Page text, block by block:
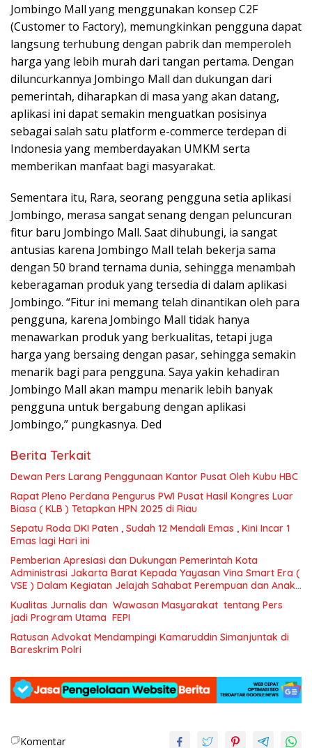
Jombingo Mall yang menggunakan konsep C2F
(Customer to Factory), memungkinkan pengguna dapat
langsung terhubung dengan pabrik dan memperoleh
harga yang lebih murah dari tangan pertama. Dengan
diluncurkannya Jombingo Mall dan dukungan dari
pemerintah, diharapkan di masa yang akan datang,
aplikasi ini dapat semakin menguatkan posisinya
sebagai salah satu platform e-commerce terdepan di
Indonesia yang memberdayakan UMKM serta
memberikan manfaat bagi masyarakat.
Sementara itu, Rara, seorang pengguna setia aplikasi
Jombingo, merasa sangat senang dengan peluncuran
fitur baru Jombingo Mall. Saat dihubungi, ia sangat
antusias karena Jombingo Mall telah bekerja sama
dengan 50 brand ternama dunia, sehingga menambah
keberagaman produk yang tersedia di dalam aplikasi
Jombingo. “Fitur ini memang telah dinantikan oleh para
pengguna, karena Jombingo Mall tidak hanya
menawarkan produk yang berkualitas, tetapi juga
harga yang bersaing dengan pasar, sehingga semakin
menarik bagi para pengguna. Saya yakin kehadiran
Jombingo Mall akan mampu menarik lebih banyak
pengguna untuk bergabung dengan aplikasi
Jombingo,” pungkasnya. Ded
Berita Terkait
Dewan Pers Larang Penggunaan Kantor Pusat Oleh Kubu HBC
Rapat Pleno Perdana Pengurus PWI Pusat Hasil Kongres Luar
Biasa ( KLB ) Tetapkan HPN 2025 di Riau
Sepatu Roda DKI Paten , Sudah 12 Mendali Emas , Kini Incar 1
Emas lagi Hari ini
Pemberian Apresiasi dan Dukungan Pemerintah Kota
Administrasi Jakarta Barat Kepada Yayasan Vina Smart Era (
VSE ) Dalam Kegiatan Jelajah Sahabat Perempuan dan Anak (
Kualitas Jurnalis dan Wawasan Masyarakat tentang Pers
jadi Program Utama FEPI
Ratusan Advokat Mendampingi Kamaruddin Simanjuntak di
Bareskrim Polri
Komentar